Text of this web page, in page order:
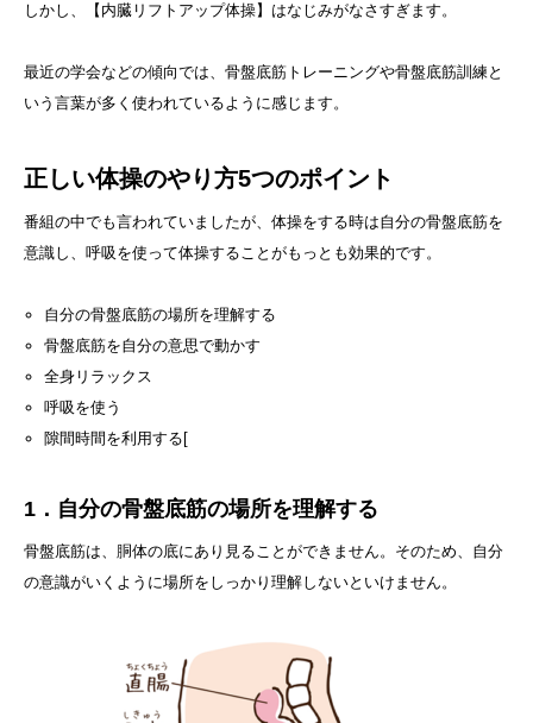
しかし、【内臓リフトアップ体操】はなじみがなさすぎます。
最近の学会などの傾向では、骨盤底筋トレーニングや骨盤底筋訓練と
いう言葉が多く使われているように感じます。
正しい体操のやり方5つのポイント
番組の中でも言われていましたが、体操をする時は自分の骨盤底筋を
意識し、呼吸を使って体操することがもっとも効果的です。
自分の骨盤底筋の場所を理解する
骨盤底筋を自分の意思で動かす
全身リラックス
呼吸を使う
隙間時間を利用する[
1．自分の骨盤底筋の場所を理解する
骨盤底筋は、胴体の底にあり見ることができません。そのため、自分
の意識がいくように場所をしっかり理解しないといけません。